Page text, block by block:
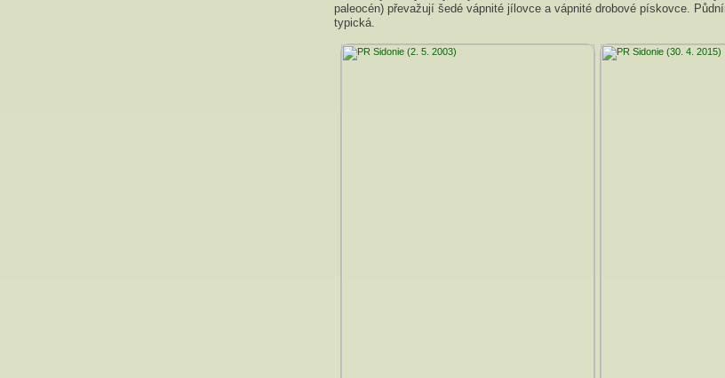
paleocén) převažují šedé vápnité jílovce a vápnité drobové pískovce.
typická.